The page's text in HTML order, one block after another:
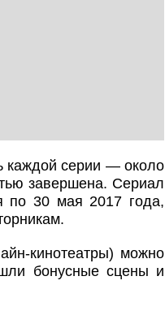
каждой серии — около
завершена. Сериал
по 30 мая 2017 года,
кинотеатры) можно
бонусные сцены и